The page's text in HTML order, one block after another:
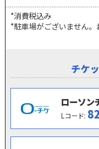
*消費税込み
*駐車場がございません。
チケ
ローソン
Lコード: